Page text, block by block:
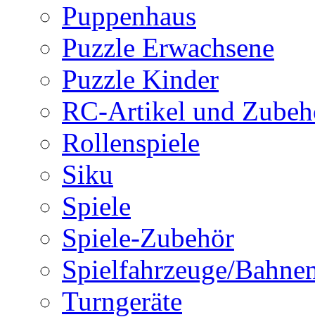
Puppenhaus
Puzzle Erwachsene
Puzzle Kinder
RC-Artikel und
Rollenspiele
Siku
Spiele
Spiele-Zubehör
Spielfahrzeuge/
Turngeräte